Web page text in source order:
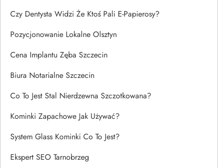
Czy Dentysta Widzi Że Ktoś Pali E-Papierosy?
Pozycjonowanie Lokalne Olsztyn
Cena Implantu Zęba Szczecin
Biura Notarialne Szczecin
Co To Jest Stal Nierdzewna Szczotkowana?
Kominki Zapachowe Jak Używać?
System Glass Kominki Co To Jest?
Ekspert SEO Tarnobrzeg